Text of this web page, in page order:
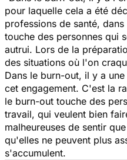
pour laquelle cela a été
professions de santé,
touche des personnes qui
autrui. Lors de la
des situations où l'on
Dans le burn-out, il y a
cet engagement. C'est la
le burn-out touche des
travail, qui veulent bien
malheureuses de sentir
qu'elles ne peuvent plus
s'accumulent.